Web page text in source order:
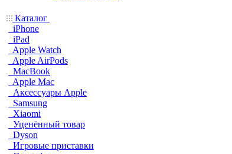
Каталог
iPhone
iPad
Apple Watch
Apple AirPods
MacBook
Apple Mac
Аксессуары Apple
Samsung
Xiaomi
Уценённый товар
Dyson
Игровые приставки